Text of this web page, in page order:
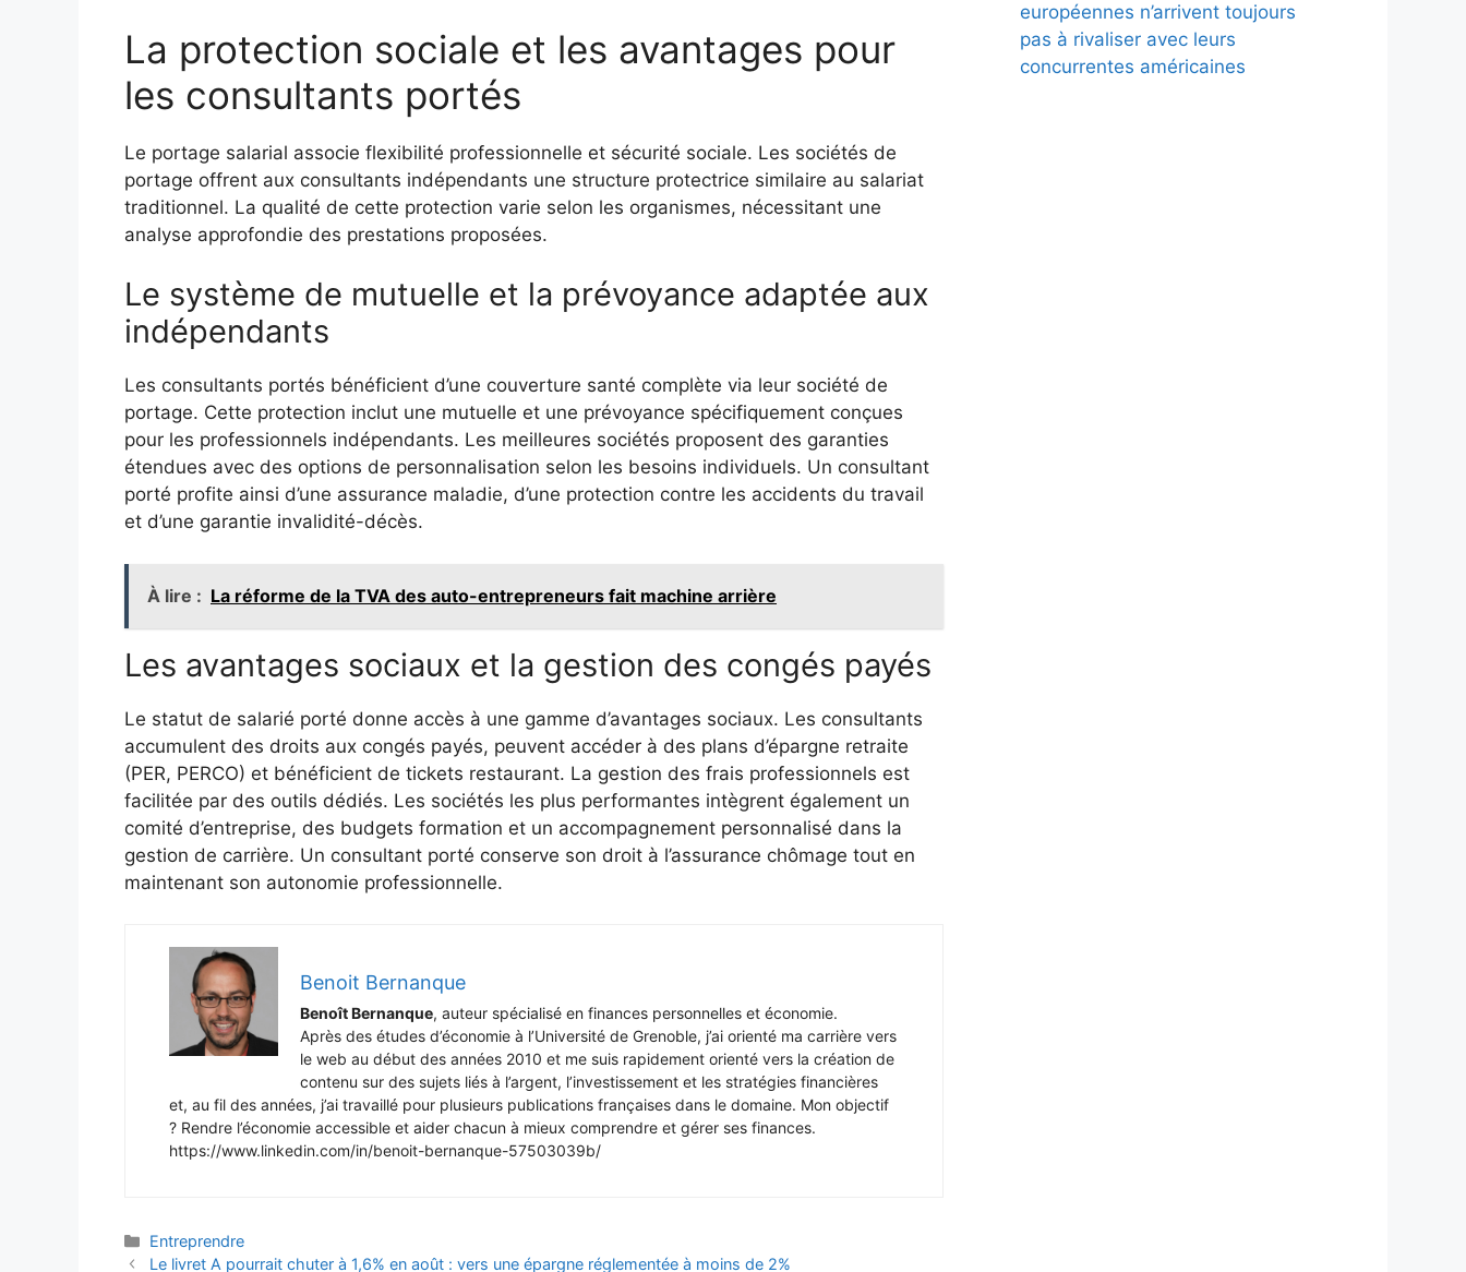
La protection sociale et les avantages pour
les consultants portés
Le portage salarial associe flexibilité professionnelle et sécurité sociale. Les sociétés de
portage offrent aux consultants indépendants une structure protectrice similaire au salariat
traditionnel. La qualité de cette protection varie selon les organismes, nécessitant une
analyse approfondie des prestations proposées.
Le système de mutuelle et la prévoyance adaptée aux
indépendants
Les consultants portés bénéficient d’une couverture santé complète via leur société de
portage. Cette protection inclut une mutuelle et une prévoyance spécifiquement conçues
pour les professionnels indépendants. Les meilleures sociétés proposent des garanties
étendues avec des options de personnalisation selon les besoins individuels. Un consultant
porté profite ainsi d’une assurance maladie, d’une protection contre les accidents du travail
et d’une garantie invalidité-décès.
À lire : La réforme de la TVA des auto-entrepreneurs fait machine arrière
Les avantages sociaux et la gestion des congés payés
Le statut de salarié porté donne accès à une gamme d’avantages sociaux. Les consultants
accumulent des droits aux congés payés, peuvent accéder à des plans d’épargne retraite
(PER, PERCO) et bénéficient de tickets restaurant. La gestion des frais professionnels est
facilitée par des outils dédiés. Les sociétés les plus performantes intègrent également un
comité d’entreprise, des budgets formation et un accompagnement personnalisé dans la
gestion de carrière. Un consultant porté conserve son droit à l’assurance chômage tout en
maintenant son autonomie professionnelle.
Benoit Bernanque
Benoît Bernanque, auteur spécialisé en finances personnelles et économie.
Après des études d’économie à l’Université de Grenoble, j’ai orienté ma carrière vers
le web au début des années 2010 et me suis rapidement orienté vers la création de
contenu sur des sujets liés à l’argent, l’investissement et les stratégies financières
et, au fil des années, j’ai travaillé pour plusieurs publications françaises dans le domaine. Mon objectif
? Rendre l’économie accessible et aider chacun à mieux comprendre et gérer ses finances.
https://www.linkedin.com/in/benoit-bernanque-57503039b/
Catégories
Entreprendre
Le livret A pourrait chuter à 1,6% en août : vers une épargne réglementée à moins de 2%
européennes n’arrivent toujours
pas à rivaliser avec leurs
concurrentes américaines